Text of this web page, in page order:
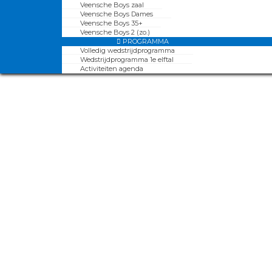
Veensche Boys zaal
Veensche Boys Dames
Veensche Boys 35+
Veensche Boys 2 (zo.)
PROGRAMMA
Volledig wedstrijdprogramma
Wedstrijdprogramma 1e elftal
Activiteiten agenda